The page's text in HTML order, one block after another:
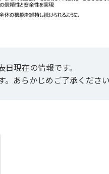
現在の情報です。
あらかじめご了承ください